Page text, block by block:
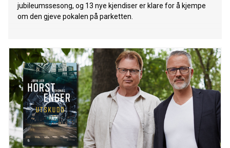
jubileumssesong, og 13 nye kjendiser er klare for å kjempe
om den gjeve pokalen på parketten.